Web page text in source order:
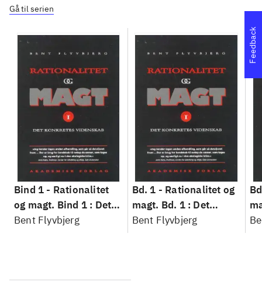
Gå til serien
Bind 1 - Rationalitet
og magt. Bind 1 : Det
konkretes videnskab
Bent Flyvbjerg
Bd. 1 - Rationalitet og
magt. Bd. 1 : Det
konkretes videnskab
Bent Flyvbjerg
Feedback